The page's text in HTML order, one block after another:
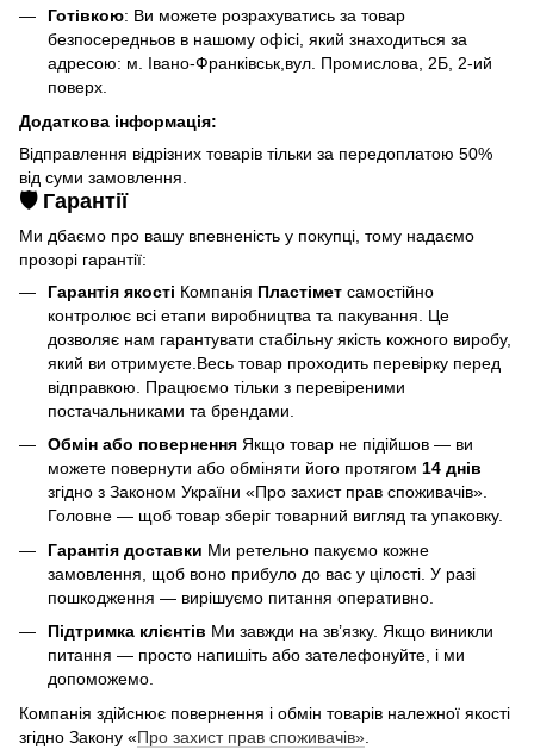
Готівкою: Ви можете розрахуватись за товар
безпосередньов в нашому офісі, який знаходиться за
адресою: м. Івано-Франківськ,вул. Промислова, 2Б, 2-ий
поверх.
Додаткова інформація:
Відправлення відрізних товарів тільки за передоплатою 50%
від суми замовлення.
🛡️ Гарантії
Ми дбаємо про вашу впевненість у покупці, тому надаємо
прозорі гарантії:
Гарантія якості Компанія Пластімет самостійно
контролює всі етапи виробництва та пакування. Це
дозволяє нам гарантувати стабільну якість кожного виробу,
який ви отримуєте.Весь товар проходить перевірку перед
відправкою. Працюємо тільки з перевіреними
постачальниками та брендами.
Обмін або повернення Якщо товар не підійшов — ви
можете повернути або обміняти його протягом 14 днів
згідно з Законом України «Про захист прав споживачів».
Головне — щоб товар зберіг товарний вигляд та упаковку.
Гарантія доставки Ми ретельно пакуємо кожне
замовлення, щоб воно прибуло до вас у цілості. У разі
пошкодження — вирішуємо питання оперативно.
Підтримка клієнтів Ми завжди на зв’язку. Якщо виникли
питання — просто напишіть або зателефонуйте, і ми
допоможемо.
Компанія здійснює повернення і обмін товарів належної якості
згідно Закону «Про захист прав споживачів»